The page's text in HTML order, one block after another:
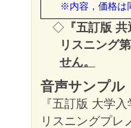
※内容，価格は
◇ 『五訂版
リスニング
せん。
音声サンプル
『五訂版 大学
リスニングプレ